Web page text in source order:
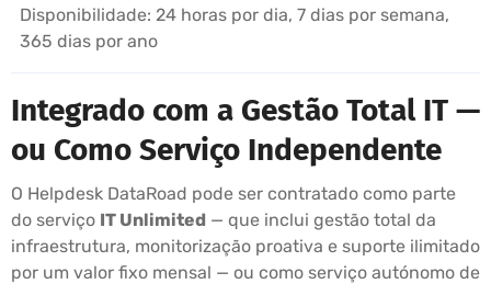
Disponibilidade: 24 horas por dia, 7 dias por semana,
365 dias por ano
Integrado com a Gestão Total IT —
ou Como Serviço Independente
O Helpdesk DataRoad pode ser contratado como parte
do serviço IT Unlimited — que inclui gestão total da
infraestrutura, monitorização proativa e suporte ilimitado
por um valor fixo mensal — ou como serviço autónomo de